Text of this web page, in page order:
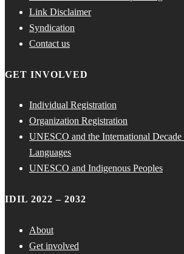
Link Disclaimer
Syndication
Contact us
GET INVOLVED
Individual Registration
Organization Registration
UNESCO and the International
Languages
UNESCO and Indigenous Peoples
IDIL 2022 – 2032
About
Get involved